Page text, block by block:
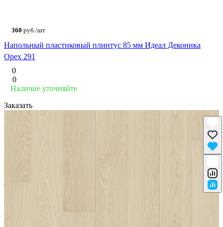
360 руб./шт
Напольный пластиковый плинтус 85 мм Идеал Деконика
Орех 291
0
0
Наличие уточняйте
Заказать